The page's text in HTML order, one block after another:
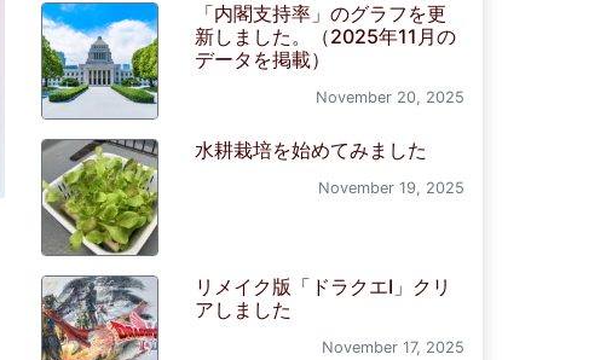
「内閣支持率」のグラフを更
新しました。（2025年11月の
データを掲載）
November 20, 2025
水耕栽培を始めてみました
November 19, 2025
リメイク版「ドラクエI」クリ
アしました
November 17, 2025